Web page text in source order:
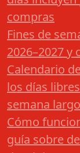
compras
Fines de
2026–2027
Calendario
los días
semana
Cómo
guía sobre